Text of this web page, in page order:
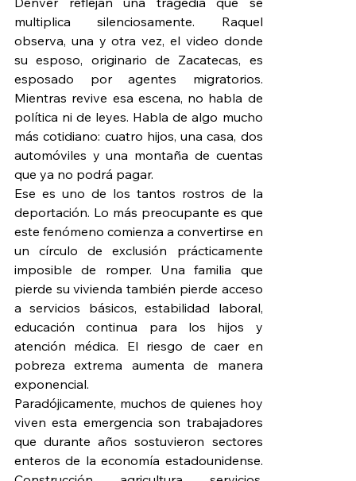
multiplica silenciosamente. Raquel
observa, una y otra vez, el video donde
su esposo, originario de Zacatecas, es
esposado por agentes migratorios.
Mientras revive esa escena, no habla de
política ni de leyes. Habla de algo mucho
más cotidiano: cuatro hijos, una casa, dos
automóviles y una montaña de cuentas
que ya no podrá pagar.
Ese es uno de los tantos rostros de la
deportación. Lo más preocupante es que
este fenómeno comienza a convertirse en
un círculo de exclusión prácticamente
imposible de romper. Una familia que
pierde su vivienda también pierde acceso
a servicios básicos, estabilidad laboral,
educación continua para los hijos y
atención médica. El riesgo de caer en
pobreza extrema aumenta de manera
exponencial.
Paradójicamente, muchos de quienes hoy
viven esta emergencia son trabajadores
que durante años sostuvieron sectores
enteros de la economía estadounidense.